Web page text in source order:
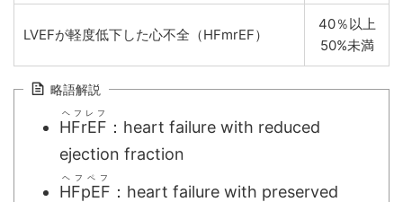
LVEFが軽度低下した心不全（HFmrEF）
40％以上
50%未満
略語解説
HFrEF
ヘフレフ
：heart failure with reduced
ejection fraction
HFpEF
ヘフペフ
：heart failure with preserved